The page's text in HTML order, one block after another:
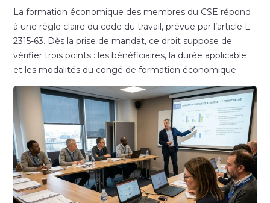
La formation économique des membres du CSE répond
à une règle claire du code du travail, prévue par l’article L.
2315-63. Dès la prise de mandat, ce droit suppose de
vérifier trois points : les bénéficiaires, la durée applicable
et les modalités du congé de formation économique.